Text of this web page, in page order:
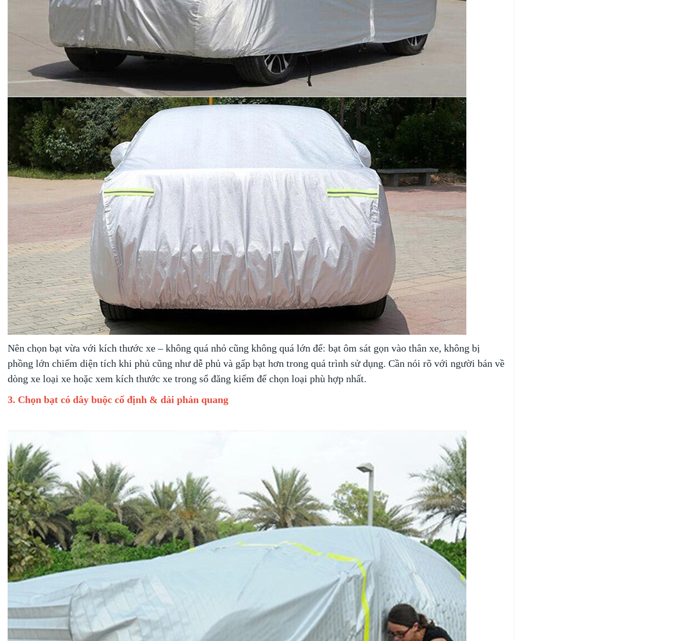
Nên chọn bạt vừa với kích thước xe – không quá nhỏ cũng không quá lớn để: bạt ôm sát gọn vào thân xe, không bị
phồng lớn chiếm diện tích khi phủ cũng như dễ phủ và gấp bạt hơn trong quá trình sử dụng. Cần nói rõ với người bán về
dòng xe loại xe hoặc xem kích thước xe trong sổ đăng kiểm để chọn loại phù hợp nhất.
3. Chọn bạt có dây buộc cố định & dải phản quang